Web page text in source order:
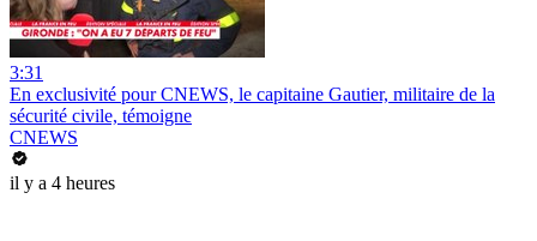
3:31
En exclusivité pour CNEWS, le capitaine Gautier, militaire de la
sécurité civile, témoigne
CNEWS
il y a 4 heures